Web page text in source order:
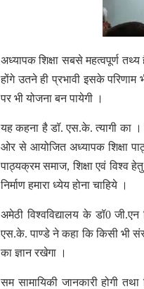
अध्यापक शिक्षा सबसे महत्वपूर्ण
होंगे उतने ही प्रभावी इसके
पर भी योजना बन पायेगी ।
यह कहना है डॉ. एस.के. त्यागी का ।
ओर से आयोजित अध्यापक शिक्षा
पाठ्यक्रम समाज, शिक्षा एवं विश्व
निर्माण हमारा ध्येय होना चाहिये ।
अमेठी विश्वविद्यालय के डॉ0
एस.के. पाण्डे ने कहा कि किसी भी
का ज्ञान रखेगा ।
सम सामायिकी जानकारी होगी